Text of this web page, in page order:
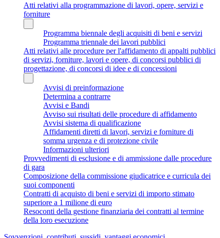
Atti relativi alla programmazione di lavori, opere, servizi e
forniture
Programma biennale degli acquisiti di beni e servizi
Programma triennale dei lavori pubblici
Atti relativi alle procedure per l'affidamento di appalti pubblici
di servizi, forniture, lavori e opere, di concorsi pubblici di
progettazione, di concorsi di idee e di concessioni
Avvisi di preinformazione
Determina a contrarre
Avvisi e Bandi
Avviso sui risultati delle procedure di affidamento
Avvisi sistema di qualificazione
Affidamenti diretti di lavori, servizi e forniture di
somma urgenza e di protezione civile
Informazioni ulteriori
Provvedimenti di esclusione e di ammissione dalle procedure
di gara
Composizione della commissione giudicatrice e curricula dei
suoi componenti
Contratti di acquisto di beni e servizi di importo stimato
superiore a 1 milione di euro
Resoconti della gestione finanziaria dei contratti al termine
della loro esecuzione